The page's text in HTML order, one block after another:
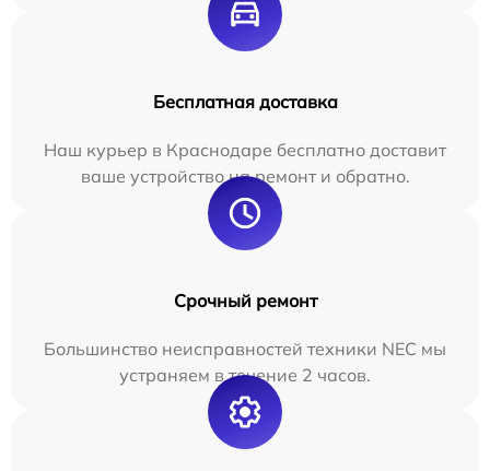
Бесплатная доставка
Наш курьер в Краснодаре бесплатно доставит
ваше устройство на ремонт и обратно.
Срочный ремонт
Большинство неисправностей техники NEC мы
устраняем в течение 2 часов.